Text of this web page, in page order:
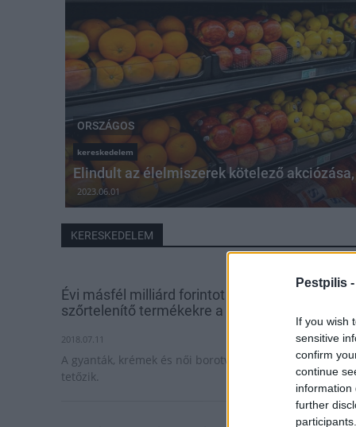
Pestpilis -
If you wish
sensitive
confirm
continue
information
further
ORSZÁGOS
kereskedelem
Elindult az élelmiszerek kötelező
2023.06.01
KERESKEDELEM
Évi másfél milliárd forintot költenek
szőrtelenítő termékekre a magyar nők
2018.07.11
A gyanták, krémek és női borotvák eladása júliusban
tetőzik.